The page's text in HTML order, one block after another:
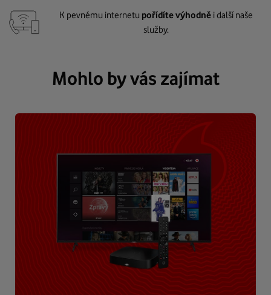
K pevnému internetu pořídíte výhodně i další naše
služby.
Mohlo by vás zajímat